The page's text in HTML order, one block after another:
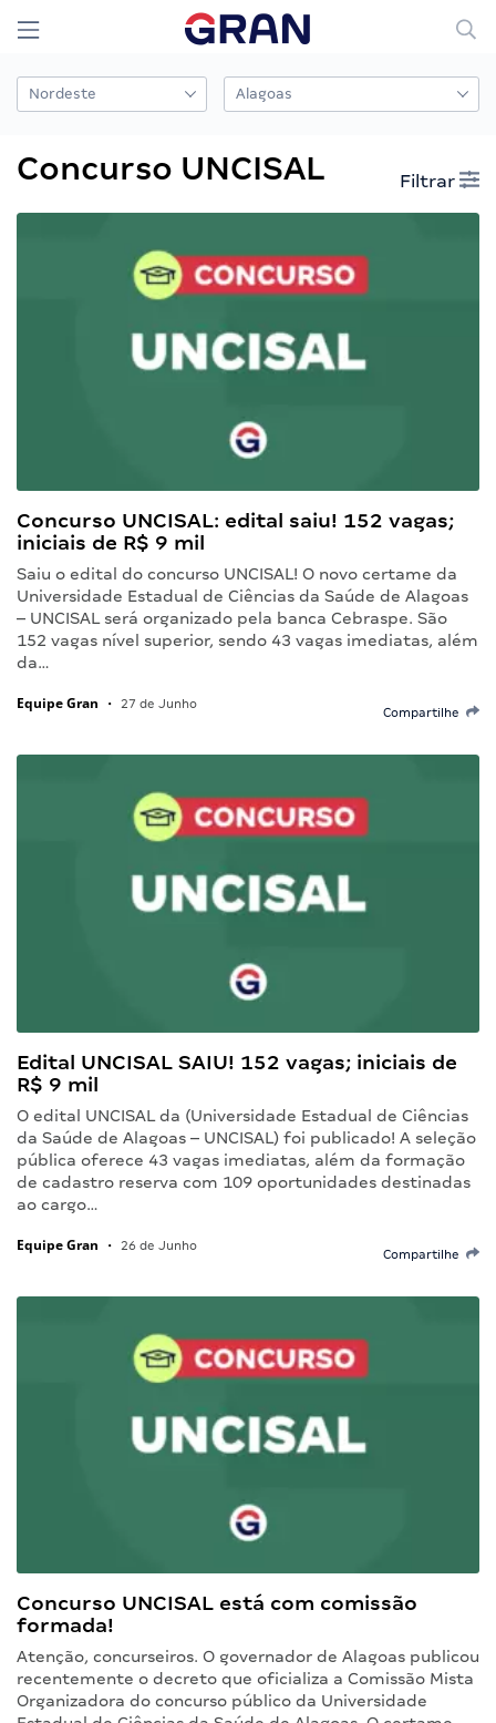
Concurso UNCISAL Filtrar
Concurso UNCISAL: edital saiu! 152 vagas;
iniciais de R$ 9 mil
Saiu o edital do concurso UNCISAL! O novo certame da
Universidade Estadual de Ciências da Saúde de Alagoas
– UNCISAL será organizado pela banca Cebraspe. São
152 vagas nível superior, sendo 43 vagas imediatas, além
da…
Equipe Gran • 27 de Junho
Compartilhe
Edital UNCISAL SAIU! 152 vagas; iniciais de
R$ 9 mil
O edital UNCISAL da (Universidade Estadual de Ciências
da Saúde de Alagoas – UNCISAL) foi publicado! A seleção
pública oferece 43 vagas imediatas, além da formação
de cadastro reserva com 109 oportunidades destinadas
ao cargo…
Equipe Gran • 26 de Junho
Compartilhe
Concurso UNCISAL está com comissão
formada!
Atenção, concurseiros. O governador de Alagoas publicou
recentemente o decreto que oficializa a Comissão Mista
Organizadora do concurso público da Universidade